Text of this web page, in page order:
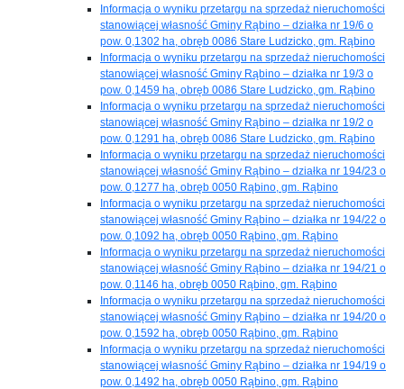
Informacja o wyniku przetargu na sprzedaż nieruchomości
stanowiącej własność Gminy Rąbino – działka nr 19/6 o
pow. 0,1302 ha, obręb 0086 Stare Ludzicko, gm. Rąbino
Informacja o wyniku przetargu na sprzedaż nieruchomości
stanowiącej własność Gminy Rąbino – działka nr 19/3 o
pow. 0,1459 ha, obręb 0086 Stare Ludzicko, gm. Rąbino
Informacja o wyniku przetargu na sprzedaż nieruchomości
stanowiącej własność Gminy Rąbino – działka nr 19/2 o
pow. 0,1291 ha, obręb 0086 Stare Ludzicko, gm. Rąbino
Informacja o wyniku przetargu na sprzedaż nieruchomości
stanowiącej własność Gminy Rąbino – działka nr 194/23 o
pow. 0,1277 ha, obręb 0050 Rąbino, gm. Rąbino
Informacja o wyniku przetargu na sprzedaż nieruchomości
stanowiącej własność Gminy Rąbino – działka nr 194/22 o
pow. 0,1092 ha, obręb 0050 Rąbino, gm. Rąbino
Informacja o wyniku przetargu na sprzedaż nieruchomości
stanowiącej własność Gminy Rąbino – działka nr 194/21 o
pow. 0,1146 ha, obręb 0050 Rąbino, gm. Rąbino
Informacja o wyniku przetargu na sprzedaż nieruchomości
stanowiącej własność Gminy Rąbino – działka nr 194/20 o
pow. 0,1592 ha, obręb 0050 Rąbino, gm. Rąbino
Informacja o wyniku przetargu na sprzedaż nieruchomości
stanowiącej własność Gminy Rąbino – działka nr 194/19 o
pow. 0,1492 ha, obręb 0050 Rąbino, gm. Rąbino